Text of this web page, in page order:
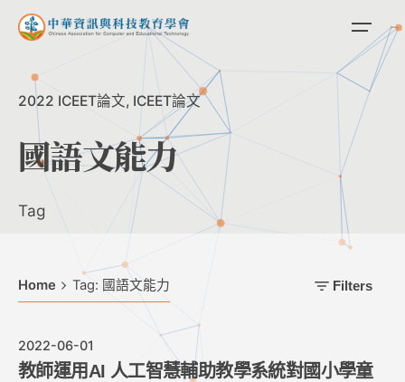
Skip
2022 ICEET論文 ICEET論文
國語文能力
Tag
Home Tag: 國語文能力 Filters
2022-06-01
教師運用AI 人工智慧輔助教學系統對國小學童